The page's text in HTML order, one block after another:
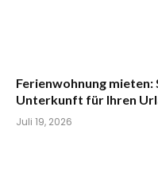
Ferienwohnung
Unterkunft für Ihren
Juli 19, 2026